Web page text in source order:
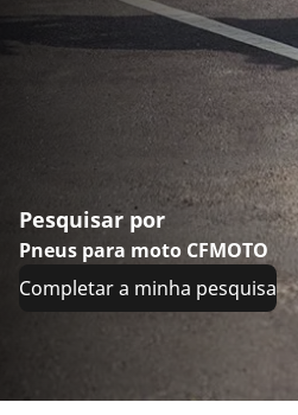
Pesquisar por
Pneus para moto CFMOTO
Completar a minha pesquisa